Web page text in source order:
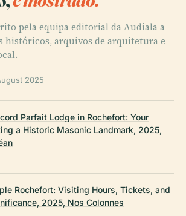
pela equipa editorial da Audiala a
históricos, arquivos de arquitetura e
2025
Parfait Lodge in Rochefort: Your
a Historic Masonic Landmark, 2025,
Rochefort: Visiting Hours, Tickets, and
2025, Nos Colonnes